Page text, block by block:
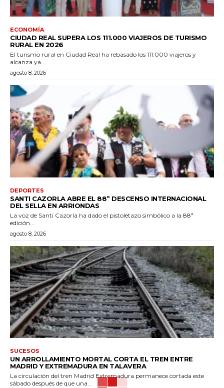
ECONOMÍA
CIUDAD REAL SUPERA LOS 111.000 VIAJEROS DE TURISMO
RURAL EN 2026
El turismo rural en Ciudad Real ha rebasado los 111.000 viajeros y
alcanza ya...
agosto 8, 2026
DEPORTES
SANTI CAZORLA ABRE EL 88º DESCENSO INTERNACIONAL
DEL SELLA EN ARRIONDAS
La voz de Santi Cazorla ha dado el pistoletazo simbólico a la 88ª
edición...
agosto 8, 2026
SUCESOS
UN ARROLLAMIENTO MORTAL CORTA EL TREN ENTRE
MADRID Y EXTREMADURA EN TALAVERA
La circulación del tren Madrid Extremadura permanece cortada este
sábado después de que una...